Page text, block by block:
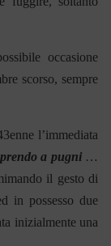
occasione
scorso, sempre
l’immediata
a pugni…
il gesto di
in possesso due
inizialmente una